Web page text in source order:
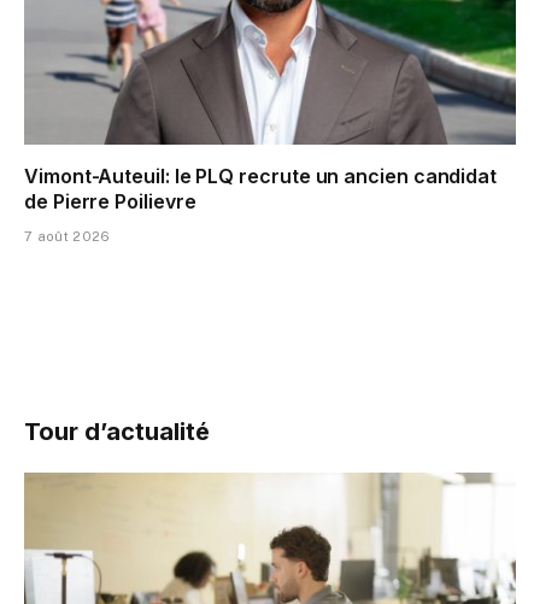
Vimont-Auteuil: le PLQ recrute un ancien candidat
de Pierre Poilievre
7 août 2026
Tour d’actualité